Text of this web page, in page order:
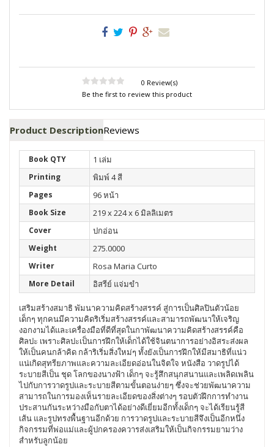
0 Review(s)
Be the first to review this product
Product DescriptionReviews
Book QTY 1 เล่ม
Printing พิมพ์ 4 สี
Pages 96 หน้า
Book Size 219 x 224 x 6 มิลลิเมตร
Cover ปกอ่อน
Weight 275.0000
Writer Rosa Maria Curto
More Detail อิสรีย์ แจ่มขำ
เสริมสร้างสมาธิ พัมนาความคิดสร้างสรรค์ สู่การเป็นศิลปินตัวน้อย
เด็กๆ ทุกคนมีความคิดริเริ่มสร้างสรรค์และสามารถพัฒนาให้เจริญ
งอกงามได้และเครื่องมือที่ดีที่สุดในกาพัฒนาความคิดสร้างสรรค์คือ
ศิลปะ เพราะศิลปะเป็นการฝึกให้เด็กได้ใช้จินตนาการอย่างอิสระส่งผล
ให้เป็นคนกล้าคิด กล้าริเริ่มสิ่งใหม่ๆ ทั้งยังเป็นการฝึกให้มีสมาธิที่แน่ว
แน่เกิดสุทรียภาพและความละเอียดอ่อนในจิตใจ หนังสือ วาดรูปได้
ระบายสีเป็น ชุด โลกของนางฟ้า เด็กๆ จะรู้สึกสนุกสนานและเพลิดเพลิน
ไปกับการวาดรูปและระบายสีตามขั้นตอนง่ายๆ ซึ่งจะช่วยพัฒนาความ
สามารถในการมองเห็นรายละเอียดของสิ่งต่างๆ รอบตัวฝึกการทำงาน
ประสานกันระหว่างมือกับตาได้อย่างดีเยี่ยมอีกทั้งเด็กๆ จะได้เรียนรู้สี
เส้น และรูปทรงพื้นฐานอีกด้วย การวาดรูปและระบายสีจึงเป็นอีกหนึ่ง
กิจกรรมที่พ่อแม่และผู้ปกครองควารส่งเสริมให้เป็นกิจกรรมยามว่าง
สำหรับลูกน้อย